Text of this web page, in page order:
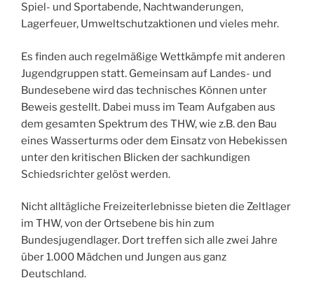
Spiel- und Sportabende, Nachtwanderungen,
Lagerfeuer, Umweltschutzaktionen und vieles mehr.
Es finden auch regelmäßige Wettkämpfe mit anderen
Jugendgruppen statt. Gemeinsam auf Landes- und
Bundesebene wird das technisches Können unter
Beweis gestellt. Dabei muss im Team Aufgaben aus
dem gesamten Spektrum des THW, wie z.B. den Bau
eines Wasserturms oder dem Einsatz von Hebekissen
unter den kritischen Blicken der sachkundigen
Schiedsrichter gelöst werden.
Nicht alltägliche Freizeiterlebnisse bieten die Zeltlager
im THW, von der Ortsebene bis hin zum
Bundesjugendlager. Dort treffen sich alle zwei Jahre
über 1.000 Mädchen und Jungen aus ganz
Deutschland.